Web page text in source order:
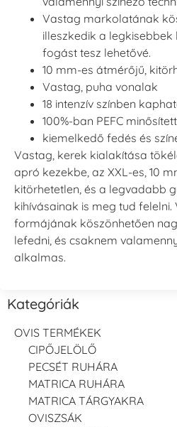
Vastag markolatának
illeszkedik a legkisebbek
fogást tesz lehetővé.
10 mm-es átmérőjű,
Vastag, puha vonalak
18 intenzív színben
100%-ban PEFC
kiemelkedő fedés és
Vastag, kerek kialakítása
apró kezekbe, az XXL-es, 10
kitörhetetlen, és a legvadabb
kihívásainak is meg tud felelni.
formájának köszönhetően
lefedni, és csaknem
alkalmas.
Kategóriák
OVIS TERMÉKEK
CIPŐJELÖLŐ
PECSÉT RUHÁRA
MATRICA RUHÁRA
MATRICA TÁRGYAKRA
OVISZSÁK